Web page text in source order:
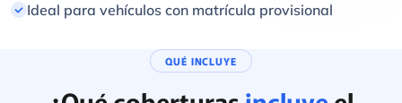
Ideal para vehículos con matrícula provisional
QUÉ INCLUYE